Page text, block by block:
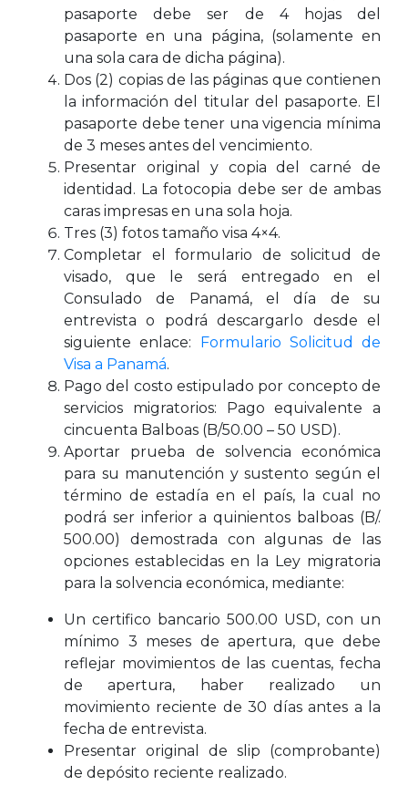
pasaporte debe ser de 4 hojas del
pasaporte en una página, (solamente en
una sola cara de dicha página).
Dos (2) copias de las páginas que contienen
la información del titular del pasaporte. El
pasaporte debe tener una vigencia mínima
de 3 meses antes del vencimiento.
Presentar original y copia del carné de
identidad. La fotocopia debe ser de ambas
caras impresas en una sola hoja.
Tres (3) fotos tamaño visa 4×4.
Completar el formulario de solicitud de
visado, que le será entregado en el
Consulado de Panamá, el día de su
entrevista o podrá descargarlo desde el
siguiente enlace:
Formulario Solicitud de
Visa a Panamá.
Pago del costo estipulado por concepto de
servicios migratorios: Pago equivalente a
cincuenta Balboas (B/50.00 – 50 USD).
Aportar prueba de solvencia económica
para su manutención y sustento según el
término de estadía en el país, la cual no
podrá ser inferior a quinientos balboas (B/.
500.00) demostrada con algunas de las
opciones establecidas en la Ley migratoria
para la solvencia económica, mediante:
Un certifico bancario 500.00 USD, con un
mínimo 3 meses de apertura, que debe
reflejar movimientos de las cuentas, fecha
de apertura, haber realizado un
movimiento reciente de 30 días antes a la
fecha de entrevista.
Presentar original de slip (comprobante)
de depósito reciente realizado.